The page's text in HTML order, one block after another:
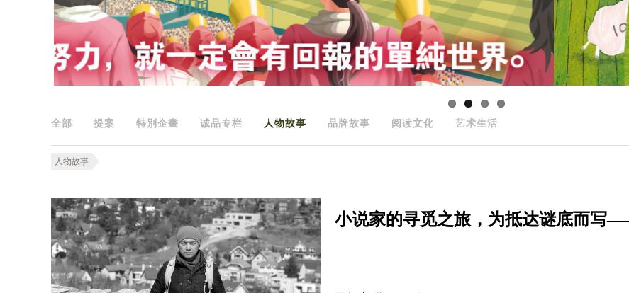
全部 提案 特別企畫 诚品专栏 人物故事 品牌故事 阅读文化 艺术生活
人物故事
小说家的寻觅之旅，为抵达谜底而写